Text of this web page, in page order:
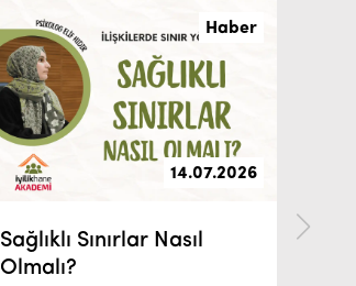
Haber
14.07.2026
Sağlıklı Sınırlar Nasıl
Olmalı?